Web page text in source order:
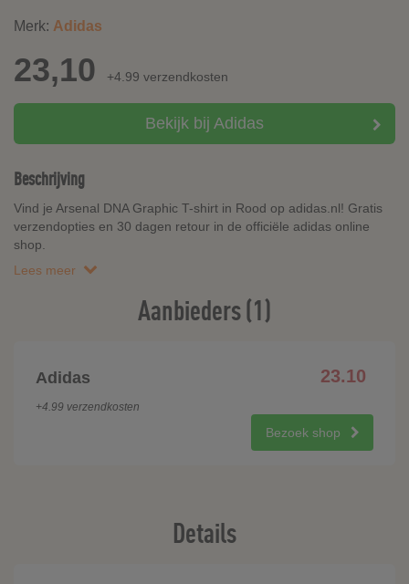
Merk: Adidas
23,10 +4.99 verzendkosten
Bekijk bij Adidas
Beschrijving
Vind je Arsenal DNA Graphic T-shirt in Rood op adidas.nl! Gratis
verzendopties en 30 dagen retour in de officiële adidas online
shop.
Lees meer
Aanbieders (1)
Adidas 23.10
+4.99 verzendkosten
Bezoek shop
Details